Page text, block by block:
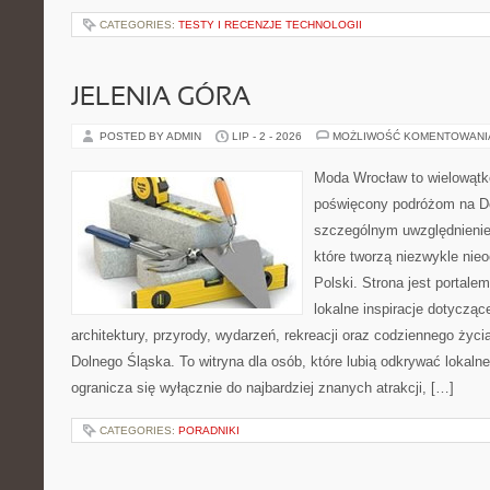
CATEGORIES: TESTY I RECENZJE TECHNOLOGII
JELENIA GÓRA
POSTED BY ADMIN LIP - 2 - 2026 MOŻLIWOŚĆ
Moda Wrocław to
poświęcony podróżom na
szczególnym
które tworzą niezwykle
Polski. Strona jest
lokalne inspiracje
architektury, przyrody, wydarzeń, rekreacji oraz codziennego
Dolnego Śląska. To witryna dla osób, które lubią odkrywać
ogranicza się wyłącznie do najbardziej znanych atrakcji, […]
CATEGORIES: PORADNIKI